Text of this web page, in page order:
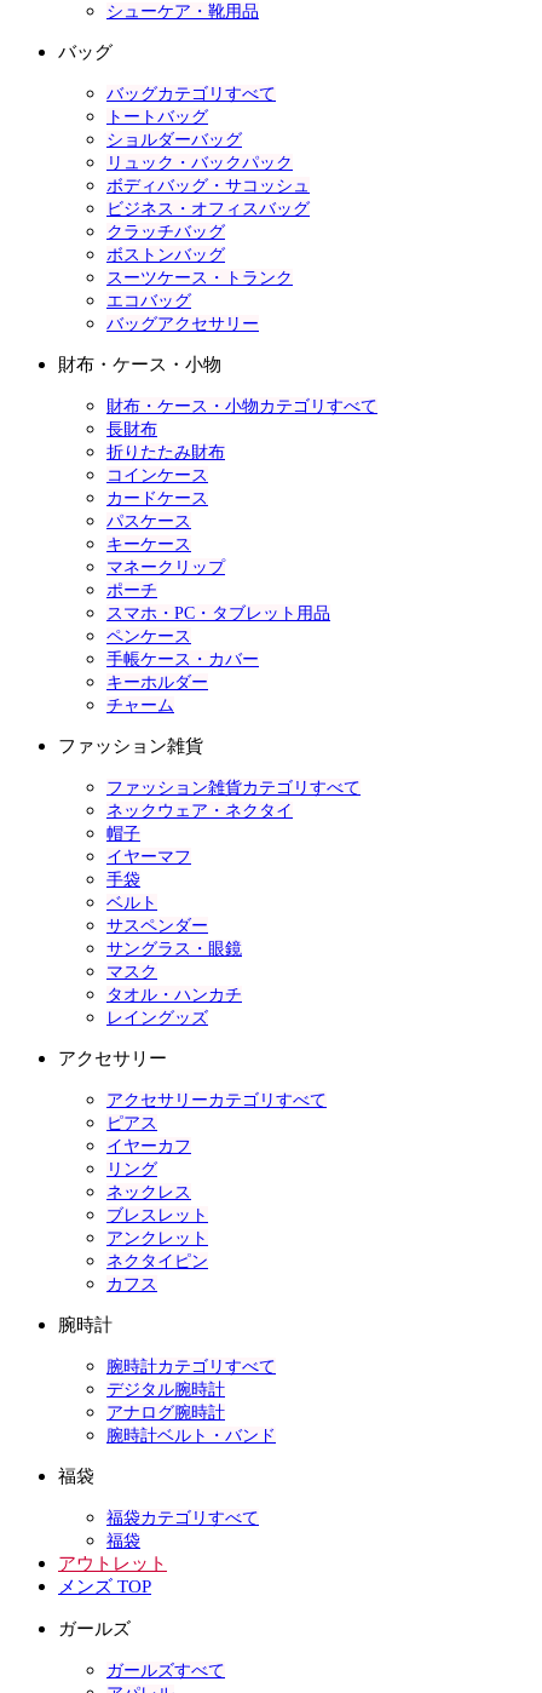
シューケア・靴用品
バッグ
バッグカテゴリすべて
トートバッグ
ショルダーバッグ
リュック・バックパック
ボディバッグ・サコッシュ
ビジネス・オフィスバッグ
クラッチバッグ
ボストンバッグ
スーツケース・トランク
エコバッグ
バッグアクセサリー
財布・ケース・小物
財布・ケース・小物カテゴリすべて
長財布
折りたたみ財布
コインケース
カードケース
パスケース
キーケース
マネークリップ
ポーチ
スマホ・PC・タブレット用品
ペンケース
手帳ケース・カバー
キーホルダー
チャーム
ファッション雑貨
ファッション雑貨カテゴリすべて
ネックウェア・ネクタイ
帽子
イヤーマフ
手袋
ベルト
サスペンダー
サングラス・眼鏡
マスク
タオル・ハンカチ
レイングッズ
アクセサリー
アクセサリーカテゴリすべて
ピアス
イヤーカフ
リング
ネックレス
ブレスレット
アンクレット
ネクタイピン
カフス
腕時計
腕時計カテゴリすべて
デジタル腕時計
アナログ腕時計
腕時計ベルト・バンド
福袋
福袋カテゴリすべて
福袋
アウトレット
メンズ TOP
ガールズ
ガールズすべて